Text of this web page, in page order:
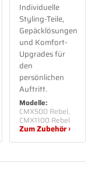
Individuelle
Styling-Teile,
Gepäcklösungen
und Komfort-
Upgrades für
den
persönlichen
Auftritt.
Modelle:
CMX500 Rebel,
CMX1100 Rebel
Zum Zubehör ›